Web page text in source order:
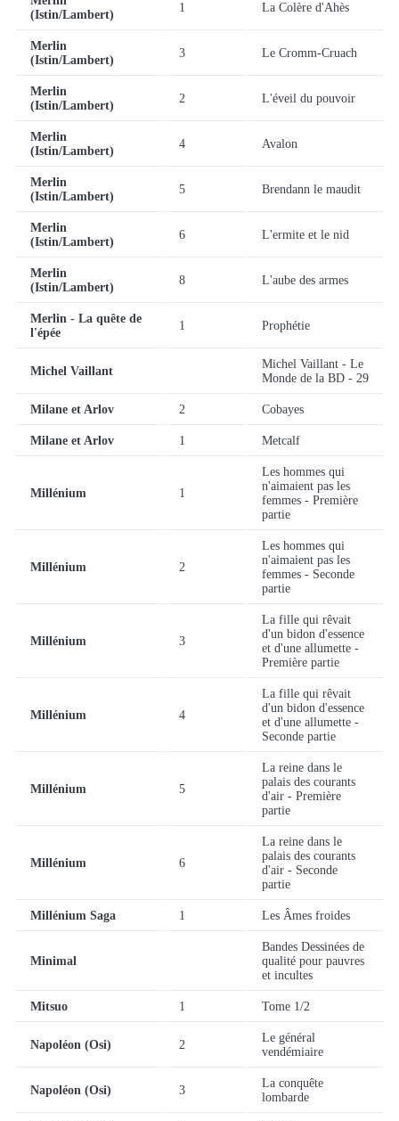
(Istin/Lambert)
1 La Colère d'Ahès
Merlin
(Istin/Lambert)
3 Le Cromm-Cruach
Merlin
(Istin/Lambert)
2 L'éveil du pouvoir
Merlin
(Istin/Lambert)
4 Avalon
Merlin
(Istin/Lambert)
5 Brendann le maudit
Merlin
(Istin/Lambert)
6 L'ermite et le nid
Merlin
(Istin/Lambert)
8 L'aube des armes
Merlin - La quête de
l'épée
1 Prophétie
Michel Vaillant
Michel Vaillant - Le
Monde de la BD - 29
Milane et Arlov 2 Cobayes
Milane et Arlov 1 Metcalf
Millénium 1
Les hommes qui
n'aimaient pas les
femmes - Première
partie
Millénium 2
Les hommes qui
n'aimaient pas les
femmes - Seconde
partie
Millénium 3
La fille qui rêvait
d'un bidon d'essence
et d'une allumette -
Première partie
Millénium 4
La fille qui rêvait
d'un bidon d'essence
et d'une allumette -
Seconde partie
Millénium 5
La reine dans le
palais des courants
d'air - Première
partie
Millénium 6
La reine dans le
palais des courants
d'air - Seconde
partie
Millénium Saga 1 Les Âmes froides
Minimal
Bandes Dessinées de
qualité pour pauvres
et incultes
Mitsuo 1 Tome 1/2
Napoléon (Osi) 2
Le général
vendémiaire
Napoléon (Osi) 3
La conquête
lombarde